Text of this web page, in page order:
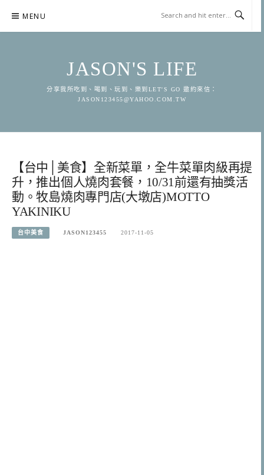
content
MENU
JASON'S LIFE
分享我所吃到、喝到、玩到、樂到LET'S GO 邀約來信：
JASON123455@YAHOO.COM.TW
【台中│美食】全新菜單，全牛菜單肉級再提
升，推出個人燒肉套餐，10/31前還有抽獎活
動。牧島燒肉專門店(大墩店)MOTTO
YAKINIKU
台中美食 JASON123455 2017-11-05